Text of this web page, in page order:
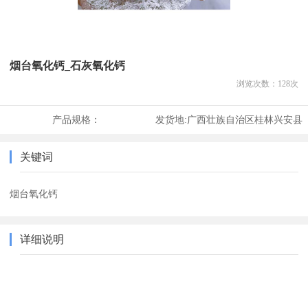
烟台氧化钙_石灰氧化钙
浏览次数： 128次
产品规格： 发货地:广西壮族自治区桂林兴安县
关键词
烟台氧化钙
详细说明